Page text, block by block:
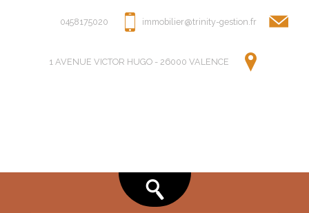
0458175020 immobilier@trinity-gestion.fr
1 AVENUE VICTOR HUGO - 26000 VALENCE